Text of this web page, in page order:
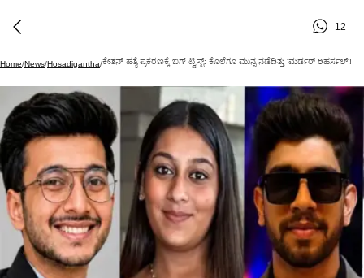
12
Home/News/Hosadigantha/ಕೇತನ್ ಹತ್ಯೆ ಪ್ರಕರಣಕ್ಕೆ ಬಿಗ್ ಟ್ವಿಸ್ಟ್: ಕೊಲೆಗೂ ಮುನ್ನ ನಡೆದಿತ್ತು 'ಮರ್ಡರ್ ರಿಹರ್ಸಲ್'!